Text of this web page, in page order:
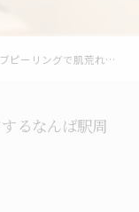
グで肌荒れをケアするなんば駅周辺の施術と効果的な選び方
るなんば駅周